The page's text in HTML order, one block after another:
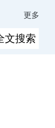
更多